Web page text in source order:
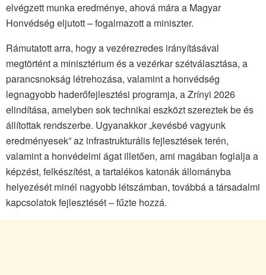
elvégzett munka eredménye, ahová mára a Magyar
Honvédség eljutott – fogalmazott a miniszter.
Rámutatott arra, hogy a vezérezredes irányításával
megtörtént a minisztérium és a vezérkar szétválasztása, a
parancsnokság létrehozása, valamint a honvédség
legnagyobb haderőfejlesztési programja, a Zrínyi 2026
elindítása, amelyben sok technikai eszközt szereztek be és
állítottak rendszerbe. Ugyanakkor „kevésbé vagyunk
eredményesek” az infrastrukturális fejlesztések terén,
valamint a honvédelmi ágat illetően, ami magában foglalja a
képzést, felkészítést, a tartalékos katonák állományba
helyezését minél nagyobb létszámban, továbbá a társadalmi
kapcsolatok fejlesztését – fűzte hozzá.